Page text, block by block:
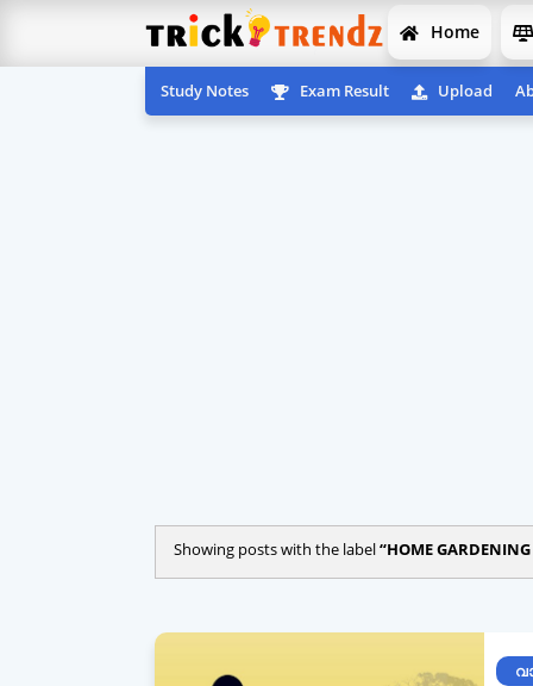
Home
Study Notes Exam Result Upload
Showing posts with the label HOME